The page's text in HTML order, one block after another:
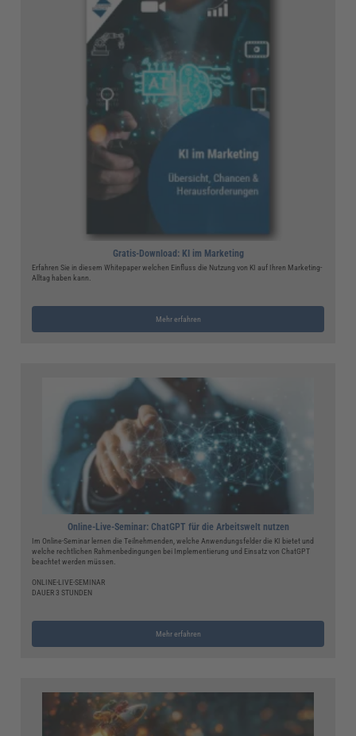
Gratis-Download: KI im Marketing
Erfahren Sie in diesem Whitepaper welchen Einfluss die Nutzung von KI auf Ihren Marketing-
Alltag haben kann.
Mehr erfahren
Online-Live-Seminar: ChatGPT für die Arbeitswelt nutzen
Im Online-Seminar lernen die Teilnehmenden, welche Anwendungsfelder die KI bietet und
welche rechtlichen Rahmenbedingungen bei Implementierung und Einsatz von ChatGPT
beachtet werden müssen.
ONLINE-LIVE-SEMINAR
DAUER 3 STUNDEN
Mehr erfahren